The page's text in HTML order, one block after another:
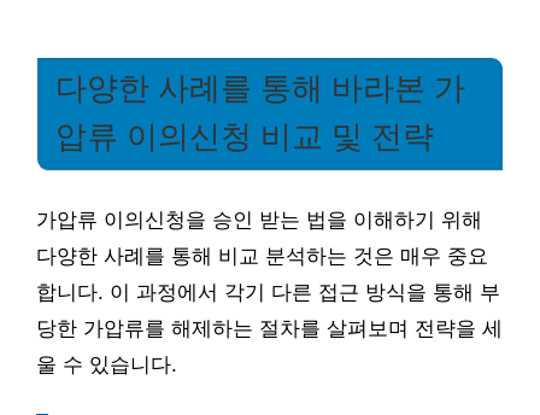
다양한 사례를 통해 바라본 가
압류 이의신청 비교 및 전략
가압류 이의신청을 승인 받는 법을 이해하기 위해
다양한 사례를 통해 비교 분석하는 것은 매우 중요
합니다. 이 과정에서 각기 다른 접근 방식을 통해 부
당한 가압류를 해제하는 절차를 살펴보며 전략을 세
울 수 있습니다.